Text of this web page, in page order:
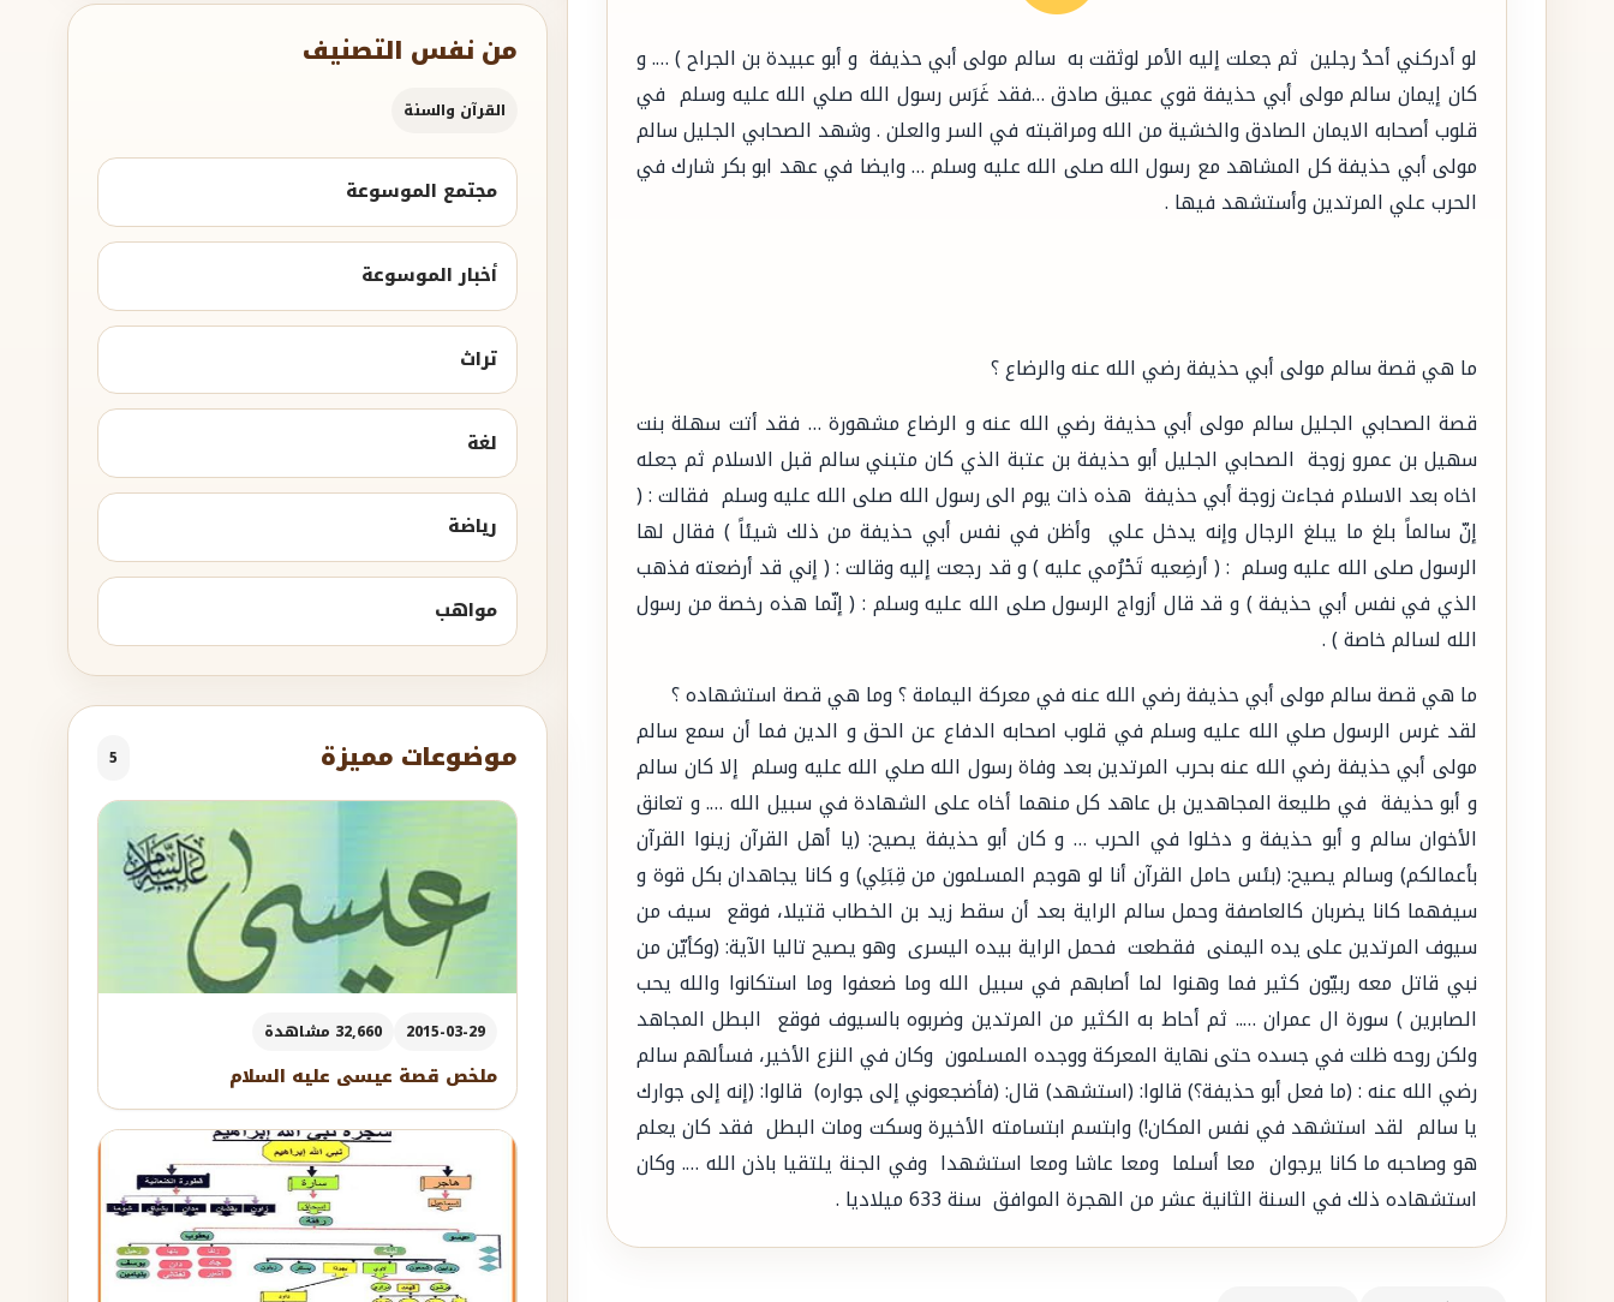
من نفس التصنيف
القرآن والسنة
مجتمع الموسوعة
أخبار الموسوعة
تراث
لغة
رياضة
مواهب
موضوعات مميزة 5
2015-03-29 32,660 مشاهدة
ملخص قصة عيسى عليه السلام
لو أدركني أحدُ رجلين ثم جعلت إليه الأمر لوثقت به سالم مولى أبي حذيفة و أبو عبيدة بن الجراح ) …. و
كان إيمان سالم مولى أبي حذيفة قوي عميق صادق …فقد غَرَس رسول الله صلي الله عليه وسلم في
قلوب أصحابه الايمان الصادق والخشية من الله ومراقبته في السر والعلن . وشهد الصحابي الجليل سالم
مولى أبي حذيفة كل المشاهد مع رسول الله صلى الله عليه وسلم … وايضا في عهد ابو بكر شارك في
الحرب علي المرتدين وأستشهد فيها .
ما هي قصة سالم مولى أبي حذيفة رضي الله عنه والرضاع ؟
قصة الصحابي الجليل سالم مولى أبي حذيفة رضي الله عنه و الرضاع مشهورة … فقد أتت سهلة بنت
سهيل بن عمرو زوجة الصحابي الجليل أبو حذيفة بن عتبة الذي كان متبني سالم قبل الاسلام ثم جعله
اخاه بعد الاسلام فجاءت زوجة أبي حذيفة هذه ذات يوم الى رسول الله صلى الله عليه وسلم فقالت : (
إنّ سالماً بلغ ما يبلغ الرجال وإنه يدخل علي وأظن في نفس أبي حذيفة من ذلك شيئاً ) فقال لها
الرسول صلى الله عليه وسلم : ( أرضِعيه تَحْرُمي عليه ) و قد رجعت إليه وقالت : ( إني قد أرضعته فذهب
الذي في نفس أبي حذيفة ) و قد قال أزواج الرسول صلى الله عليه وسلم : ( إنّما هذه رخصة من رسول
الله لسالم خاصة ) .
ما هي قصة سالم مولى أبي حذيفة رضي الله عنه في معركة اليمامة ؟ وما هي قصة استشهاده ؟
لقد غرس الرسول صلي الله عليه وسلم في قلوب اصحابه الدفاع عن الحق و الدين فما أن سمع سالم
مولى أبي حذيفة رضي الله عنه بحرب المرتدين بعد وفاة رسول الله صلي الله عليه وسلم إلا كان سالم
و أبو حذيفة في طليعة المجاهدين بل عاهد كل منهما أخاه على الشهادة في سبيل الله …. و تعانق
الأخوان سالم و أبو حذيفة و دخلوا في الحرب … و كان أبو حذيفة يصيح: (يا أهل القرآن زينوا القرآن
بأعمالكم) وسالم يصيح: (بئس حامل القرآن أنا لو هوجم المسلمون من قِبَلِي) و كانا يجاهدان بكل قوة و
سيفهما كانا يضربان كالعاصفة وحمل سالم الراية بعد أن سقط زيد بن الخطاب قتيلا، فوقع سيف من
سيوف المرتدين على يده اليمنى فقطعت فحمل الراية بيده اليسرى وهو يصيح تاليا الآية: (وكأيّن من
نبي قاتل معه ربيّون كثير فما وهنوا لما أصابهم في سبيل الله وما ضعفوا وما استكانوا والله يحب
الصابرين ) سورة ال عمران ….. ثم أحاط به الكثير من المرتدين وضربوه بالسيوف فوقع البطل المجاهد
ولكن روحه ظلت في جسده حتى نهاية المعركة ووجده المسلمون وكان في النزع الأخير، فسألهم سالم
رضي الله عنه : (ما فعل أبو حذيفة؟) قالوا: (استشهد) قال: (فأضجعوني إلى جواره) قالوا: (إنه إلى جوارك
يا سالم لقد استشهد في نفس المكان!) وابتسم ابتسامته الأخيرة وسكت ومات البطل فقد كان يعلم
هو وصاحبه ما كانا يرجوان معا أسلما ومعا عاشا ومعا استشهدا وفي الجنة يلتقيا باذن الله …. وكان
استشهاده ذلك في السنة الثانية عشر من الهجرة الموافق سنة 633 ميلاديا .